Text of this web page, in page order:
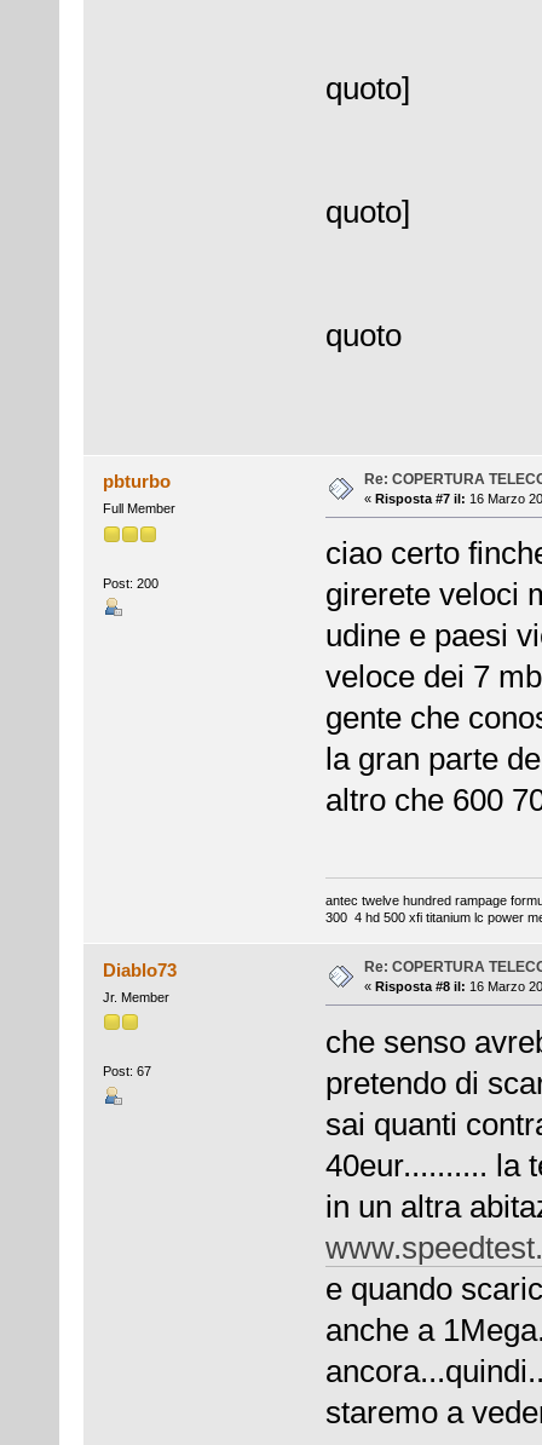
quoto]
quoto]
quoto
pbturbo
Full Member
Post: 200
Re: COPERTURA
« Risposta #7 il: 16 Marzo
ciao certo
girerete veloci
udine e paesi
veloce dei 7
gente che
la gran parte
altro che 600
antec twelve hundred rampage
300 4 hd 500 xfi titanium lc power
Diablo73
Jr. Member
Post: 67
Re: COPERTURA
« Risposta #8 il: 16 Marzo
che senso
pretendo di
sai quanti
40eur.......... la
in un altra
e quando
anche a
staremo a